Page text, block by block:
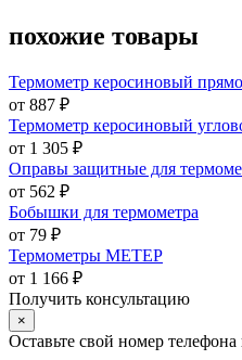
похожие товары
Термометр керосиновый
от 887 ₽
Термометр керосиновый
от 1 305 ₽
Оправы защитные для
от 562 ₽
Бобышки для термометра
от 79 ₽
Термометры МЕТЕР
от 1 166 ₽
Получить консультацию
×
Оставьте свой номер